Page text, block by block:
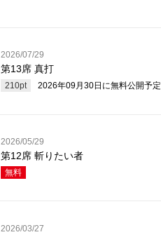
2026/07/29
第13席 真打
210pt 2026年09月30日 に無料公開予定
2026/05/29
第12席 斬りたい者
無料
2026/03/27